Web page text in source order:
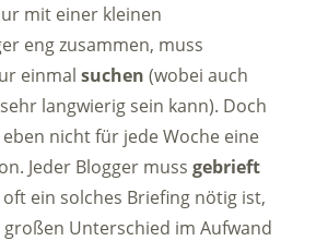
mit einer kleinen
eng zusammen, muss
einmal suchen (wobei auch
langwierig sein kann). Doch
nicht für jede Woche eine
Jeder Blogger muss gebrieft
ein solches Briefing nötig ist,
Unterschied im Aufwand